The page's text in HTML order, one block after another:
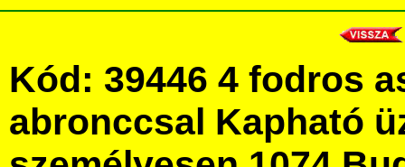
Kód: 39446 4 fodros
abronccsal Kapható